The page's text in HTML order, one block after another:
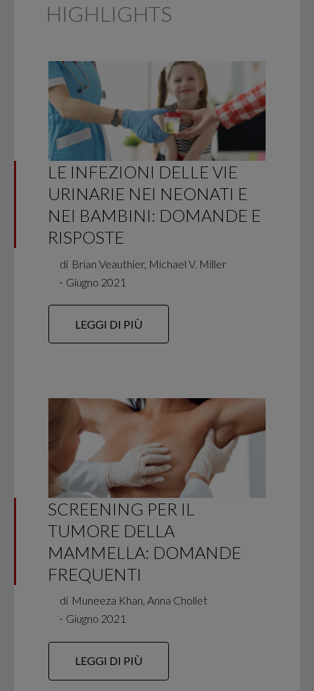
HIGHLIGHTS
LE INFEZIONI DELLE VIE
URINARIE NEI NEONATI E
NEI BAMBINI: DOMANDE E
RISPOSTE
di Brian Veauthier, Michael V. Miller
∙ Giugno 2021
LEGGI DI PIÙ
SCREENING PER IL
TUMORE DELLA
MAMMELLA: DOMANDE
FREQUENTI
di Muneeza Khan, Anna Chollet
∙ Giugno 2021
LEGGI DI PIÙ